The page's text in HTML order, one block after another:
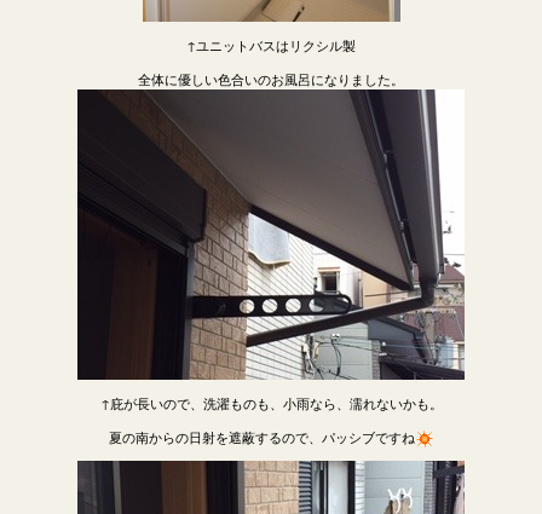
↑ユニットバスはリクシル製
全体に優しい色合いのお風呂になりました。
↑庇が長いので、洗濯ものも、小雨なら、濡れないかも。
夏の南からの日射を遮蔽するので、パッシブですね